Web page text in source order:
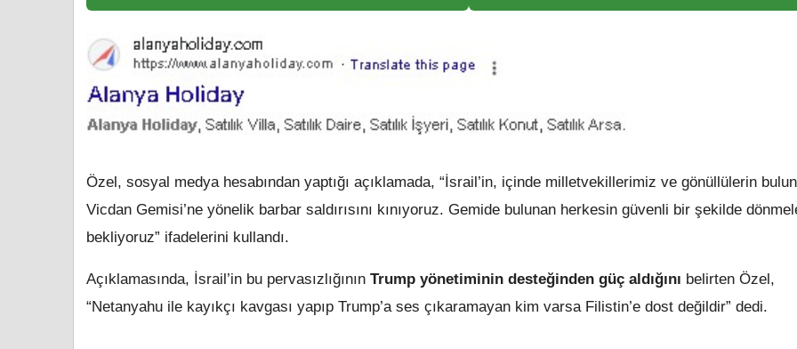
Özel, sosyal medya hesabından yaptığı açıklamada, “İsrail’in, içinde milletvekillerimiz ve gönüllülerin
Vicdan Gemisi’ne yönelik barbar saldırısını kınıyoruz. Gemide bulunan herkesin güvenli bir şekilde
bekliyoruz” ifadelerini kullandı.
Açıklamasında, İsrail’in bu pervasızlığının Trump yönetiminin desteğinden güç aldığını belirten Özel,
“Netanyahu ile kayıkçı kavgası yapıp Trump’a ses çıkaramayan kim varsa Filistin’e dost değildir” dedi.